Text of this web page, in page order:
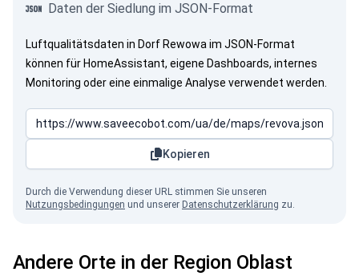
Daten der Siedlung im JSON-Format
Luftqualitätsdaten in Dorf Rewowa im JSON-Format
können für HomeAssistant, eigene Dashboards, internes
Monitoring oder eine einmalige Analyse verwendet werden.
Kopieren
Durch die Verwendung dieser URL stimmen Sie unseren
Nutzungsbedingungen und unserer Datenschutzerklärung zu.
Andere Orte in der Region Oblast